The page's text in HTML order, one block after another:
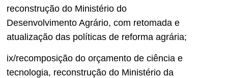
reconstrução do Ministério do
Desenvolvimento Agrário, com retomada e
atualização das políticas de reforma agrária;
ix/recomposição do orçamento de ciência e
tecnologia, reconstrução do Ministério da